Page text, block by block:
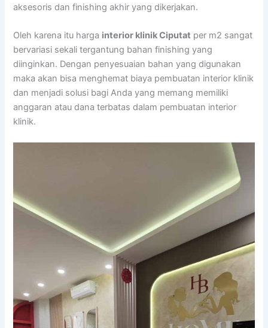
aksesoris dan finishing akhir yang dikerjakan.
Oleh karena itu harga interior klinik Ciputat per m2 sangat
bervariasi sekali tergantung bahan finishing yang
diinginkan. Dengan penyesuaian bahan yang digunakan
maka akan bisa menghemat biaya pembuatan interior klinik
dan menjadi solusi bagi Anda yang memang memiliki
anggaran atau dana terbatas dalam pembuatan interior
klinik.